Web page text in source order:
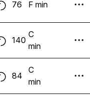
76 F min
140
C
min
84
C
min